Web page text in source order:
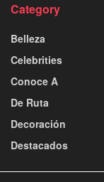
Category
Belleza
Celebrities
Conoce A
De Ruta
Decoración
Destacados